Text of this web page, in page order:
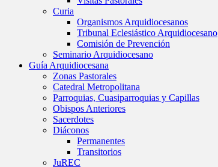
Curia
Organismos Arquidiocesanos
Tribunal Eclesiástico Arquidiocesano
Comisión de Prevención
Seminario Arquidiocesano
Guía Arquidiocesana
Zonas Pastorales
Catedral Metropolitana
Parroquias, Cuasiparroquias y Capillas
Obispos Anteriores
Sacerdotes
Diáconos
Permanentes
Transitorios
JuREC